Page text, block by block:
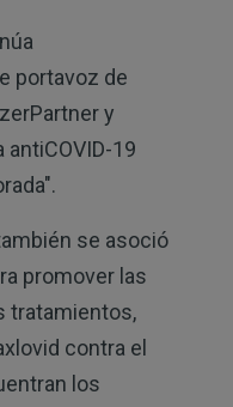
portavoz de
y
19
se asoció
promover las
tratamientos,
contra el
los